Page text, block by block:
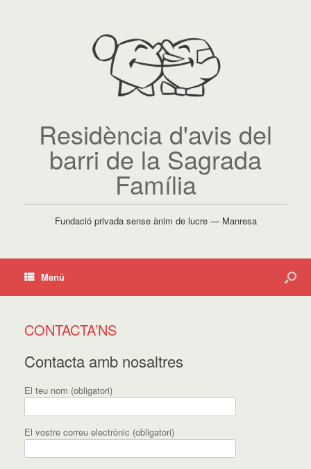
Residència d'avis del
barri de la Sagrada
Família
Fundació privada sense ànim de lucre — Manresa
Menú
CONTACTA’NS
Contacta amb nosaltres
El teu nom (obligatori)
El vostre correu electrònic (obligatori)